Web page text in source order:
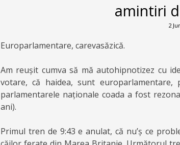
amintiri
2
Europarlamentare, carevasăzică.
Am reușit cumva să mă autohipnotizez cu
votare, că haidea, sunt
parlamentarele naționale coada a fost
ani).
Primul tren de 9:43 e anulat, că nu’ș ce